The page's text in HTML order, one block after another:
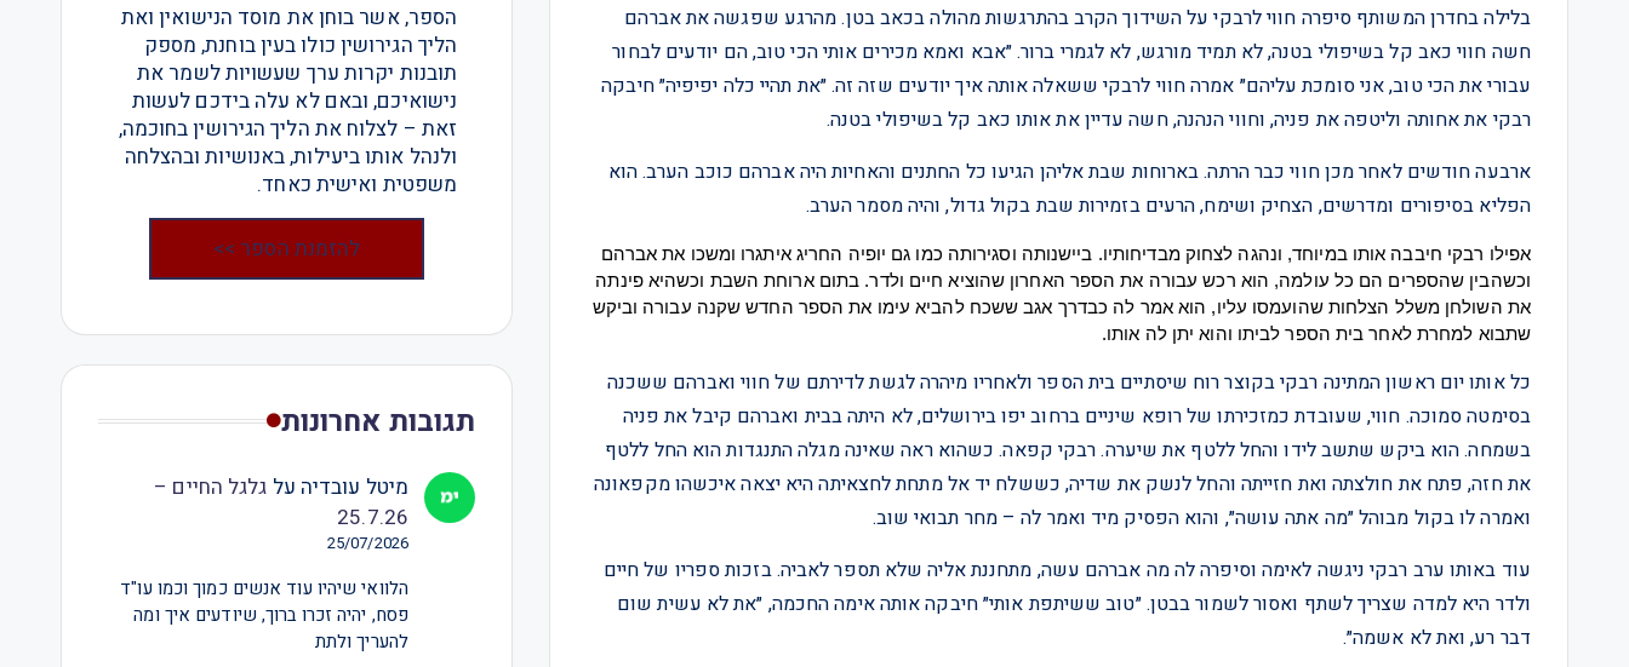
בלילה בחדרן המשותף סיפרה חווי לרבקי על השידוך הקרב בהתרגשות מהולה בכאב בטן. מהרגע שפגשה את אברהם
חשה חווי כאב קל בשיפולי בטנה, לא תמיד מורגש, לא לגמרי ברור. ״אבא ואמא מכירים אותי הכי טוב, הם יודעים לבחור
עבורי את הכי טוב, אני סומכת עליהם״ אמרה חווי לרבקי ששאלה אותה איך יודעים שזה זה. ״את תהיי כלה יפיפיה״ חיבקה
רבקי את אחותה וליטפה את פניה, וחווי הנהנה, חשה עדיין את אותו כאב קל בשיפולי בטנה.
ארבעה חודשים לאחר מכן חווי כבר הרתה. בארוחות שבת אליהן הגיעו כל החתנים והאחיות היה אברהם כוכב הערב. הוא
הפליא בסיפורים ומדרשים, הצחיק ושימח, הרעים בזמירות שבת בקול גדול, והיה מסמר הערב.
אפילו רבקי חיבבה אותו במיוחד, ונהגה לצחוק מבדיחותיו. ביישנותה וסגירותה כמו גם יופיה החריג איתגרו ומשכו את אברהם
וכשהבין שהספרים הם כל עולמה, הוא רכש עבורה את הספר האחרון שהוציא חיים ולדר. בתום ארוחת השבת וכשהיא פינתה
את השולחן משלל הצלחות שהועמסו עליו, הוא אמר לה כבדרך אגב ששכח להביא עימו את הספר החדש שקנה עבורה וביקש
שתבוא למחרת לאחר בית הספר לביתו והוא יתן לה אותו.
כל אותו יום ראשון המתינה רבקי בקוצר רוח שיסתיים בית הספר ולאחריו מיהרה לגשת לדירתם של חווי ואברהם ששכנה
בסימטה סמוכה. חווי, שעובדת כמזכירתו של רופא שיניים ברחוב יפו בירושלים, לא היתה בבית ואברהם קיבל את פניה
בשמחה. הוא ביקש שתשב לידו והחל ללטף את שיערה. רבקי קפאה. כשהוא ראה שאינה מגלה התנגדות הוא החל ללטף
את חזה, פתח את חולצתה ואת חזייתה והחל לנשק את שדיה, כששלח יד אל מתחת לחצאיתה היא יצאה איכשהו מקפאונה
ואמרה לו בקול מבוהל ״מה אתה עושה״, והוא הפסיק מיד ואמר לה – מחר תבואי שוב.
עוד באותו ערב רבקי ניגשה לאימה וסיפרה לה מה אברהם עשה, מתחננת אליה שלא תספר לאביה. בזכות ספריו של חיים
ולדר היא למדה שצריך לשתף ואסור לשמור בבטן. ״טוב ששיתפת אותי״ חיבקה אותה אימה החכמה, ״את לא עשית שום
דבר רע, ואת לא אשמה״.
הספר, אשר בוחן את מוסד הנישואין ואת
הליך הגירושין כולו בעין בוחנת, מספק
תובנות יקרות ערך שעשויות לשמר את
נישואיכם, ובאם לא עלה בידכם לעשות
זאת – לצלוח את הליך הגירושין בחוכמה,
ולנהל אותו ביעילות, באנושיות ובהצלחה
משפטית ואישית כאחד.
להזמנת הספר >>
תגובות אחרונות
מיטל עובדיה על גלגל החיים –
25.7.26
25/07/2026
הלוואי שיהיו עוד אנשים כמוך וכמו עו"ד
פסח, יהיה זכרו ברוך, שיודעים איך ומה
להעריך ולתת